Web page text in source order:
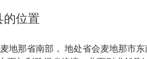
的位置
地那省南部， 地处省会麦地那市